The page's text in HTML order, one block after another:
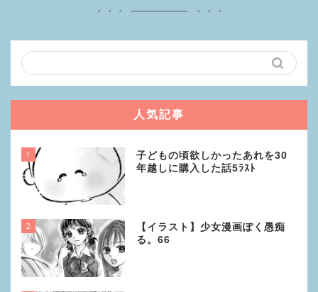
人気記事
1
子どもの頃欲しかったあれを30
年越しに購入した話5ﾗｽﾄ
2
【イラスト】少女漫画ぽく愚痴
る。66